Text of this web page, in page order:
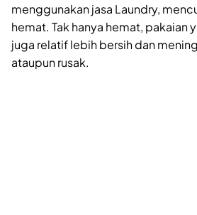
menggunakan jasa Laundry,
hemat. Tak hanya hemat, pakaian
juga relatif lebih bersih dan
ataupun rusak.